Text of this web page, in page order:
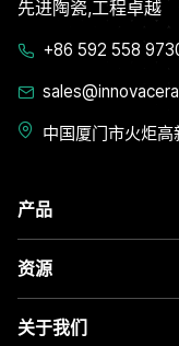
产品
资源
关于我们
先进陶瓷,工程卓越
+86 592 558
中国厦门市火炬